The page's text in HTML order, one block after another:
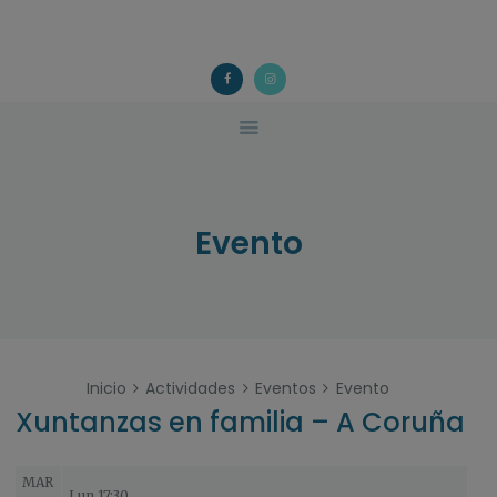
Evento
Inicio Actividades Eventos Evento
ACOUGO
Asociación galega de familias de acollida
QUÉ FACEMOS?
ACTIVIDADES
Xuntanzas en familia – A Coruña
MAR